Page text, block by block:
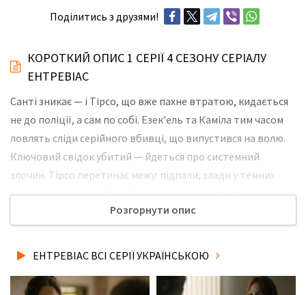
Поділитись з друзями!
КОРОТКИЙ ОПИС 1 СЕРІЇ 4 СЕЗОНУ СЕРІАЛУ
ЕНТРЕВІАС
Сантi зникає — і Тірсо, що вже пахне втратою, кидається
не до поліції, а сам по собі. Езек'ель та Каміла тим часом
ловлять сліди серійного вбивці, що випустився на волю.
Ключовий свідок убитий — йдеться про системний
злочин. Тірсо перетинає межу: підпали, злади у темних
провулках, ламає ребра боржнику заради свого сина.
Натомість на дільниці починається паніка. І він стоїть на
залишитись затіненим героєм. Не забудьте розповісти
Ентревіас українською мовою, у хорошій hd якості та з
Розгорнути опис
ЕНТРЕВІАС ВСІ СЕРІЇ УКРАЇНСЬКОЮ